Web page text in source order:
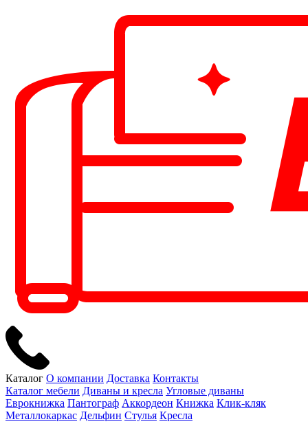
Каталог О компании Доставка Контакты
Каталог мебели Диваны и кресла Угловые диваны
Еврокнижка Пантограф Аккордеон Книжка Клик-кляк
Металлокаркас Дельфин Стулья Кресла